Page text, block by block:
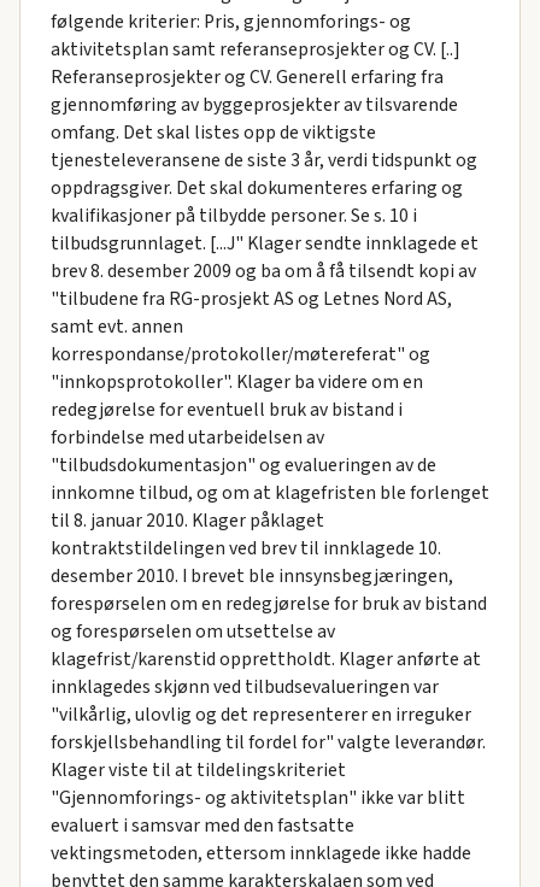
følgende kriterier: Pris, gjennomforings- og
aktivitetsplan samt referanseprosjekter og CV. [..]
Referanseprosjekter og CV. Generell erfaring fra
gjennomføring av byggeprosjekter av tilsvarende
omfang. Det skal listes opp de viktigste
tjenesteleveransene de siste 3 år, verdi tidspunkt og
oppdragsgiver. Det skal dokumenteres erfaring og
kvalifikasjoner på tilbydde personer. Se s. 10 i
tilbudsgrunnlaget. [...J" Klager sendte innklagede et
brev 8. desember 2009 og ba om å få tilsendt kopi av
"tilbudene fra RG-prosjekt AS og Letnes Nord AS,
samt evt. annen
korrespondanse/protokoller/møtereferat" og
"innkopsprotokoller". Klager ba videre om en
redegjørelse for eventuell bruk av bistand i
forbindelse med utarbeidelsen av
"tilbudsdokumentasjon" og evalueringen av de
innkomne tilbud, og om at klagefristen ble forlenget
til 8. januar 2010. Klager påklaget
kontraktstildelingen ved brev til innklagede 10.
desember 2010. I brevet ble innsynsbegjæringen,
forespørselen om en redegjørelse for bruk av bistand
og forespørselen om utsettelse av
klagefrist/karenstid opprettholdt. Klager anførte at
innklagedes skjønn ved tilbudsevalueringen var
"vilkårlig, ulovlig og det representerer en irreguker
forskjellsbehandling til fordel for" valgte leverandør.
Klager viste til at tildelingskriteriet
"Gjennomforings- og aktivitetsplan" ikke var blitt
evaluert i samsvar med den fastsatte
vektingsmetoden, ettersom innklagede ikke hadde
benyttet den samme karakterskalaen som ved